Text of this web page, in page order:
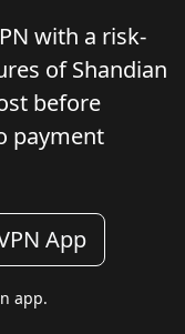
with a risk-
of Shandian
before
payment
App
app.